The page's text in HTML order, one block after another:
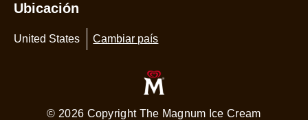
Ubicación
United States Cambiar país
© 2026 Copyright The Magnum Ice Cream